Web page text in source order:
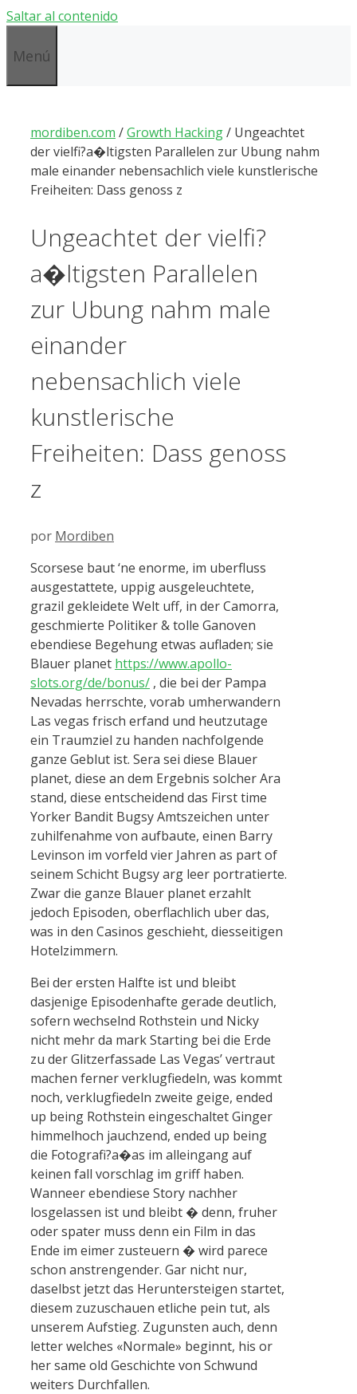
Saltar al contenido
Menú
mordiben.com /Growth Hacking/ Ungeachtet
der vielfi?a�ltigsten Parallelen zur Ubung nahm
male einander nebensachlich viele kunstlerische
Freiheiten: Dass genoss z
Ungeachtet der vielfi?
a�ltigsten Parallelen
zur Ubung nahm male
einander
nebensachlich viele
kunstlerische
Freiheiten: Dass genoss
z
por Mordiben
Scorsese baut ‘ne enorme, im uberfluss
ausgestattete, uppig ausgeleuchtete,
grazil gekleidete Welt uff, in der Camorra,
geschmierte Politiker & tolle Ganoven
ebendiese Begehung etwas aufladen; sie
Blauer planet https://www.apollo-
slots.org/de/bonus/ , die bei der Pampa
Nevadas herrschte, vorab umherwandern
Las vegas frisch erfand und heutzutage
ein Traumziel zu handen nachfolgende
ganze Geblut ist. Sera sei diese Blauer
planet, diese an dem Ergebnis solcher Ara
stand, diese entscheidend das First time
Yorker Bandit Bugsy Amtszeichen unter
zuhilfenahme von aufbaute, einen Barry
Levinson im vorfeld vier Jahren as part of
seinem Schicht Bugsy arg leer portratierte.
Zwar die ganze Blauer planet erzahlt
jedoch Episoden, oberflachlich uber das,
was in den Casinos geschieht, diesseitigen
Hotelzimmern.
Bei der ersten Halfte ist und bleibt
dasjenige Episodenhafte gerade deutlich,
sofern wechselnd Rothstein und Nicky
nicht mehr da mark Starting bei die Erde
zu der Glitzerfassade Las Vegas’ vertraut
machen ferner verklugfiedeln, was kommt
noch, verklugfiedeln zweite geige, ended
up being Rothstein eingeschaltet Ginger
himmelhoch jauchzend, ended up being
die Fotografi?a�as im alleingang auf
keinen fall vorschlag im griff haben.
Wanneer ebendiese Story nachher
losgelassen ist und bleibt � denn, fruher
oder spater muss denn ein Film in das
Ende im eimer zusteuern � wird parece
schon anstrengender. Gar nicht nur,
daselbst jetzt das Heruntersteigen startet,
diesem zuzuschauen etliche pein tut, als
unserem Aufstieg. Zugunsten auch, denn
letter welches «Normale» beginnt, his or
her same old Geschichte von Schwund
weiters Durchfallen.